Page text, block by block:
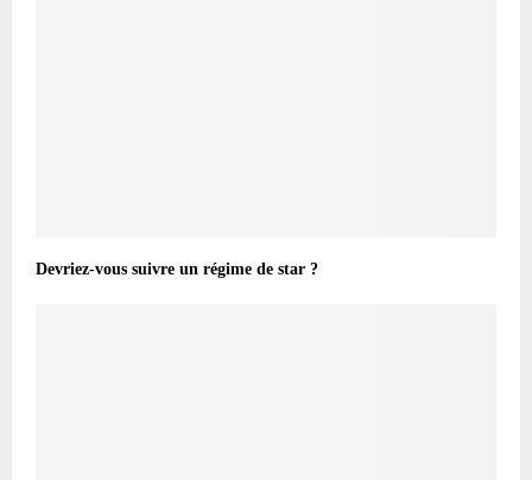
Devriez-vous suivre un régime de star ?